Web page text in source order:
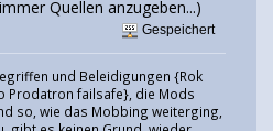
Quellen anzugeben...)
Gespeichert
und Beleidigungen {Rok
Prodatron failsafe}, die Mods
so, wie das Mobbing weiterging,